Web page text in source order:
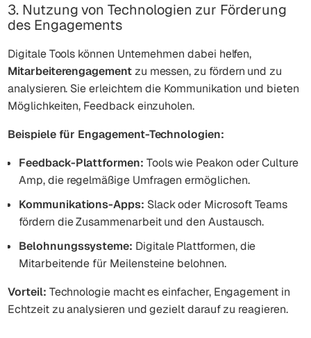
3. Nutzung von Technologien zur Förderung
des Engagements
Digitale Tools können Unternehmen dabei helfen,
Mitarbeiterengagementzu messen, zu fördern und zu
analysieren. Sie erleichtern die Kommunikation und bieten
Möglichkeiten, Feedback einzuholen.
Beispiele für Engagement-Technologien:
Feedback-Plattformen: Tools wie Peakon oder Culture
Amp, die regelmäßige Umfragen ermöglichen.
Kommunikations-Apps: Slack oder Microsoft Teams
fördern die Zusammenarbeit und den Austausch.
Belohnungssysteme: Digitale Plattformen, die
Mitarbeitende für Meilensteine belohnen.
Vorteil: Technologie macht es einfacher, Engagement in
Echtzeit zu analysieren und gezielt darauf zu reagieren.